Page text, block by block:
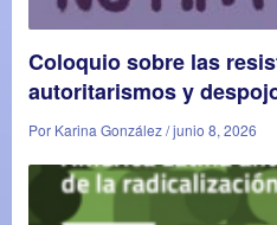
Coloquio sobre las
autoritarismos y
Por Karina González / junio 8, 2026